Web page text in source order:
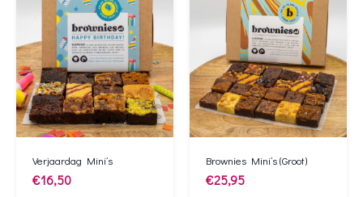
Verjaardag Mini’s
€16,50
Brownies Mini’s (Groot)
€25,95